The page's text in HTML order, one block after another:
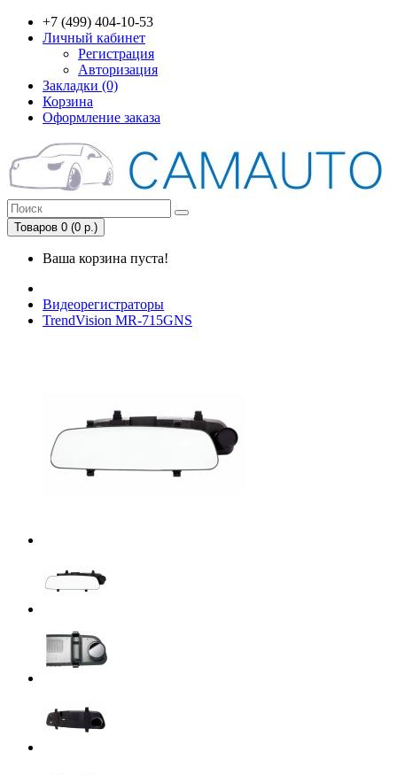
+7 (499) 404-10-53
Личный кабинет
Регистрация
Авторизация
Закладки (0)
Корзина
Оформление заказа
Товаров 0 (0 р.)
Ваша корзина пуста!
Видеорегистраторы
TrendVision MR-715GNS